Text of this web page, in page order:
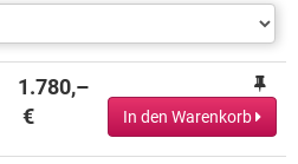
Preis Aktionen
1.780,–
€
In den Warenkorb